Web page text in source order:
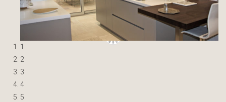
1
2
3
4
5